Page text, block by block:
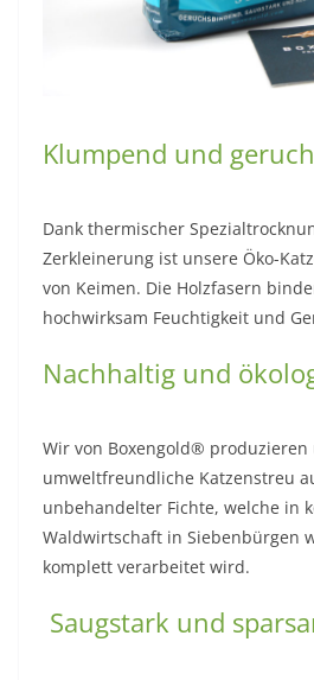
Klumpend und
Dank thermischer
Zerkleinerung ist unsere Öko-
von Keimen. Die Holzfasern
hochwirksam Feuchtigkeit und
Nachhaltig und
Wir von Boxengold® produzieren
umweltfreundliche Katzenstreu
unbehandelter Fichte, welche in
Waldwirtschaft in Siebenbürgen
komplett verarbeitet wird.
Saugstark und